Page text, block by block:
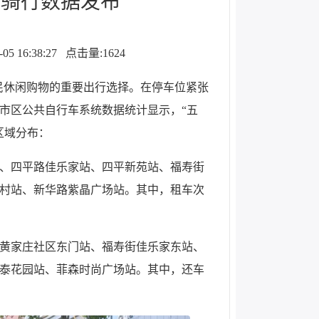
16:38:27 点击量:1624
闲购物的重要出行选择。在停车位紧张
区公共自行车系统数据统计显示，“五
分布：
平路佳乐家站、四平新苑站、福寿街
站、新华路紫晶广场站。其中，租车次
庄社区东门站、福寿街佳乐家东站、
花园站、菲森时尚广场站。其中，还车